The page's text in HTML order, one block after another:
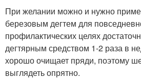
При желании можно и нужно
березовым дегтем для
профилактических целях
дегтярным средством 1-2 раза в
хорошо очищает пряди, поэтому
выглядеть опрятно.